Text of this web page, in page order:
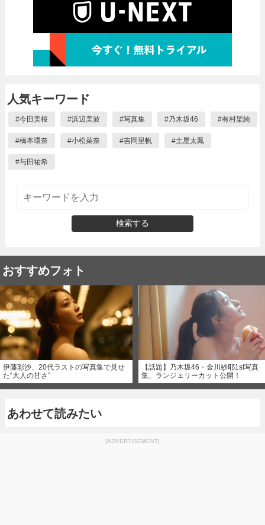
人気キーワード
#今田美桜 #浜辺美波 #写真集 #乃木坂46 #有村架純
#橋本環奈 #小松菜奈 #吉岡里帆 #土屋太鳳
#与田祐希
検索する
おすすめフォト
伊藤彩沙、20代ラストの写真集で見せ
た“大人の甘さ”
【話題】乃木坂46・金川紗耶1st写真
集、ランジェリーカット公開！
あわせて読みたい
[ADVERTISEMENT]